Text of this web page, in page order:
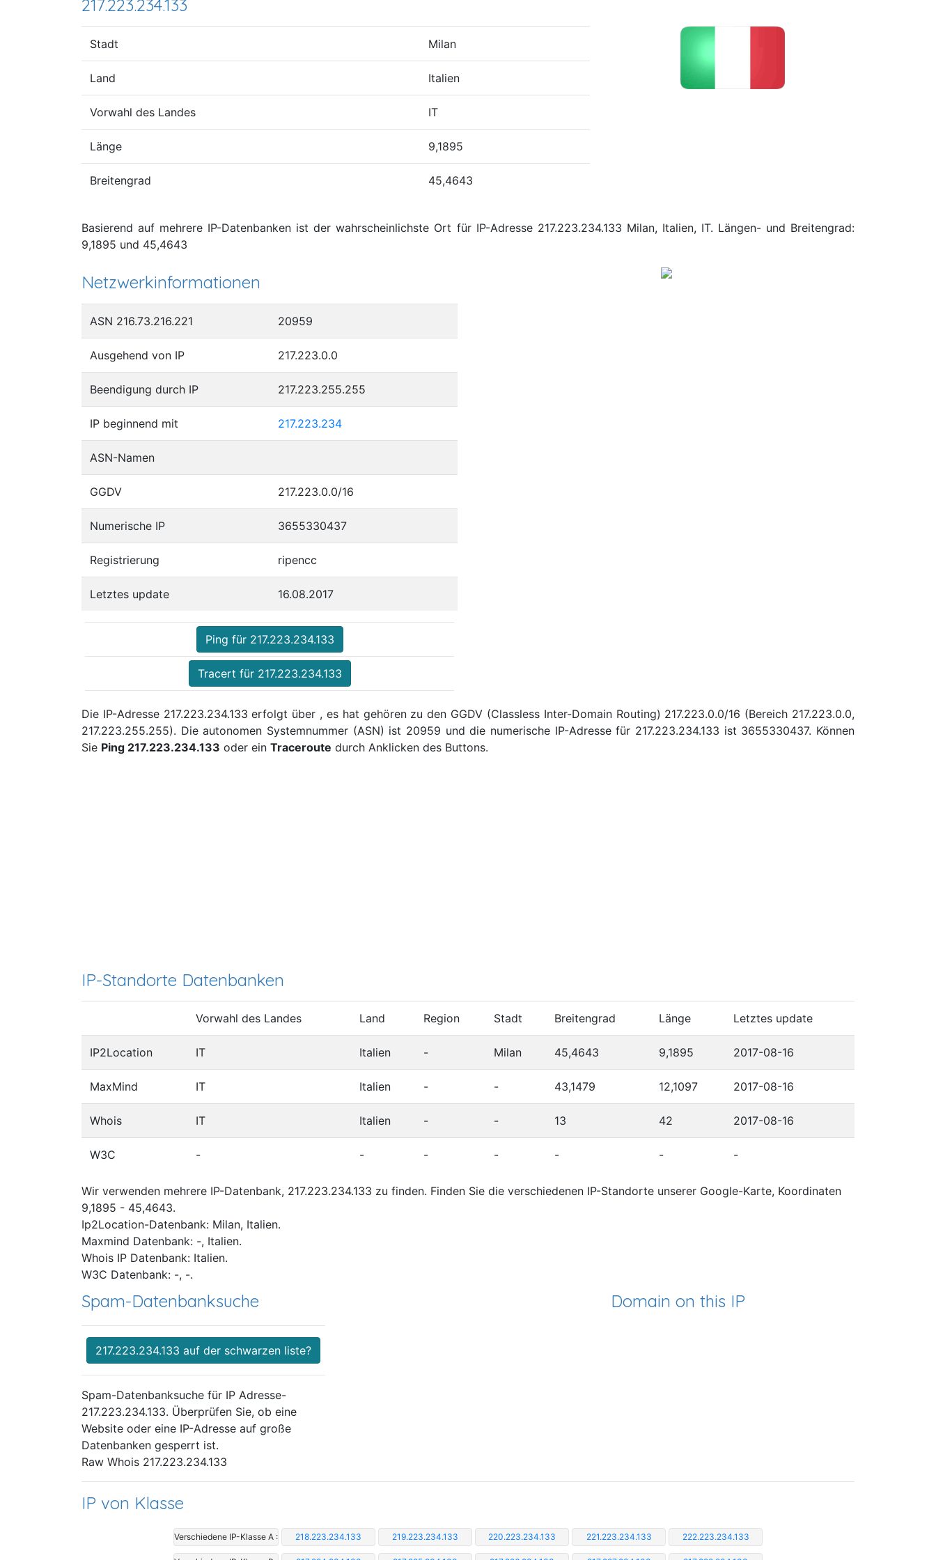
217.223.234.133
Stadt Milan
Land Italien
Vorwahl des Landes IT
Länge 9,1895
Breitengrad 45,4643
Basierend auf mehrere IP-Datenbanken ist der wahrscheinlichste Ort für IP-Adresse 217.223.234.133 Milan, Italien, IT. Längen- und Breitengrad:
9,1895 und 45,4643
Netzwerkinformationen
ASN 216.73.216.221 20959
Ausgehend von IP 217.223.0.0
Beendigung durch IP 217.223.255.255
IP beginnend mit 217.223.234
ASN-Namen
GGDV 217.223.0.0/16
Numerische IP 3655330437
Registrierung ripencc
Letztes update 16.08.2017
Ping für 217.223.234.133
Tracert für 217.223.234.133
Die IP-Adresse 217.223.234.133 erfolgt über , es hat gehören zu den GGDV (Classless Inter-Domain Routing) 217.223.0.0/16 (Bereich 217.223.0.0,
217.223.255.255). Die autonomen Systemnummer (ASN) ist 20959 und die numerische IP-Adresse für 217.223.234.133 ist 3655330437. Können
Sie Ping 217.223.234.133 oder ein Traceroute durch Anklicken des Buttons.
IP-Standorte Datenbanken
Vorwahl des Landes Land Region Stadt Breitengrad Länge Letztes update
IP2Location IT Italien - Milan 45,4643 9,1895 2017-08-16
MaxMind IT Italien - - 43,1479 12,1097 2017-08-16
Whois IT Italien - - 13 42 2017-08-16
W3C - - - - - - -
Wir verwenden mehrere IP-Datenbank, 217.223.234.133 zu finden. Finden Sie die verschiedenen IP-Standorte unserer Google-Karte, Koordinaten
9,1895 - 45,4643.
Ip2Location-Datenbank: Milan, Italien.
Maxmind Datenbank: -, Italien.
Whois IP Datenbank: Italien.
W3C Datenbank: -, -.
Spam-Datenbanksuche
217.223.234.133 auf der schwarzen liste?
Spam-Datenbanksuche für IP Adresse-
217.223.234.133. Überprüfen Sie, ob eine
Website oder eine IP-Adresse auf große
Datenbanken gesperrt ist.
Domain on this IP
Raw Whois 217.223.234.133
IP von Klasse
Verschiedene IP-Klasse A : 218.223.234.133 219.223.234.133 220.223.234.133 221.223.234.133 222.223.234.133